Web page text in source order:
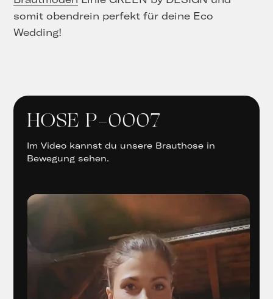
somit obendrein perfekt für deine Eco
Wedding!
HOSE P-0007
Im Video kannst du unsere Brauthose in
Bewegung sehen.